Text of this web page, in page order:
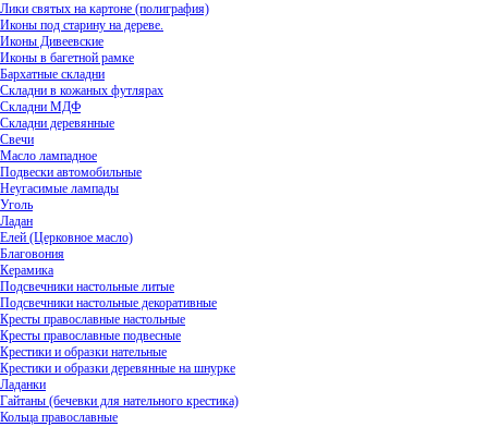
Лики святых на картоне (полиграфия)
Иконы под старину на дереве.
Иконы Дивеевские
Иконы в багетной рамке
Бархатные складни
Складни в кожаных футлярах
Складни МДФ
Складни деревянные
Свечи
Масло лампадное
Подвески автомобильные
Неугасимые лампады
Уголь
Ладан
Елей (Церковное масло)
Благовония
Керамика
Подсвечники настольные литые
Подсвечники настольные декоративные
Кресты православные настольные
Кресты православные подвесные
Крестики и образки нательные
Крестики и образки деревянные на шнурке
Ладанки
Гайтаны (бечевки для нательного крестика)
Кольца православные